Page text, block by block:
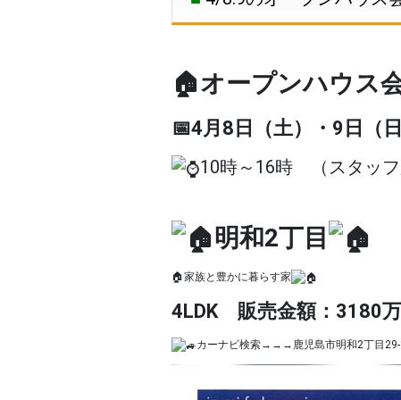
🏠オープンハウス
📅4月8日（土）・9日（日
10時～16時 （スタッフ
明和2丁目
🏠家族と豊かに暮らす家
4LDK 販売金額：3180
カーナビ検索→→→鹿児島市明和2丁目